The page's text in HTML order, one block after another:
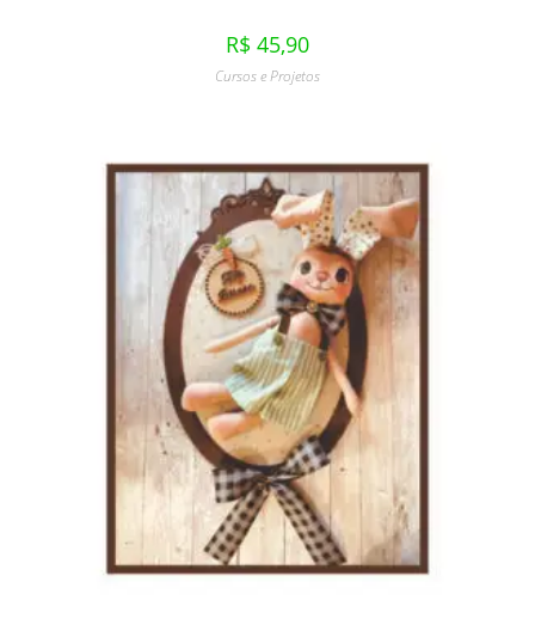
R$ 45,90
Cursos e Projetos